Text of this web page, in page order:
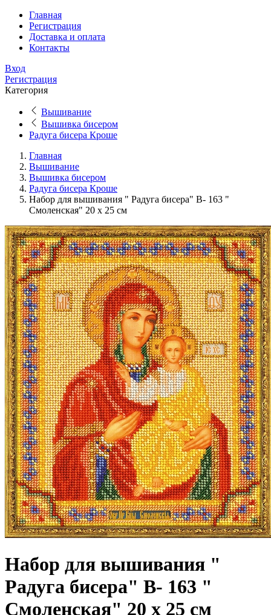
Главная
Регистрация
Доставка и оплата
Контакты
Вход
Регистрация
Категория
Вышивание
Вышивка бисером
Радуга бисера Кроше
Главная
Вышивание
Вышивка бисером
Радуга бисера Кроше
Набор для вышивания " Радуга бисера" В- 163 "
Смоленская" 20 х 25 см
Набор для вышивания "
Радуга бисера" В- 163 "
Смоленская" 20 х 25 см